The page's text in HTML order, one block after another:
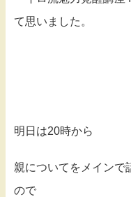
て思いました。
明日は20時から
親についてをメインで
ので